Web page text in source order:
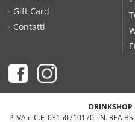
Gift Card
Contatti
DRINKSHOP
P.IVA e C.F. 03150710170 - N. REA